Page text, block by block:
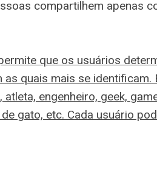
compartilhem apenas
que os usuários
quais mais se identificam.
engenheiro, geek,
gato, etc. Cada usuário